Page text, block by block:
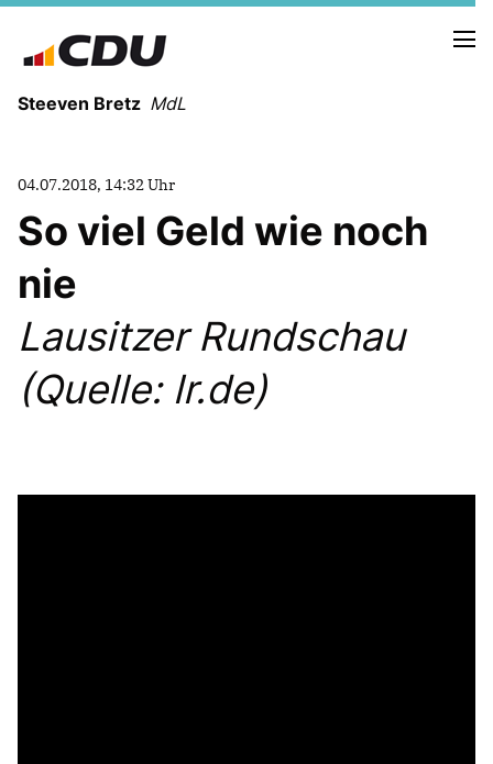
Steeven Bretz MdL
PRESSEFOTOS
MEIN BÜRGERBÜRO
04.07.2018, 14:32 Uhr
So viel Geld wie noch
nie
Lausitzer Rundschau
(Quelle: lr.de)